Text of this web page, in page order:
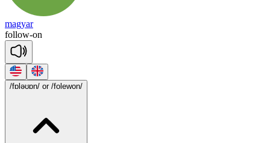
magyar
follow-on
/fɒləʊɒn/ or /folewon/